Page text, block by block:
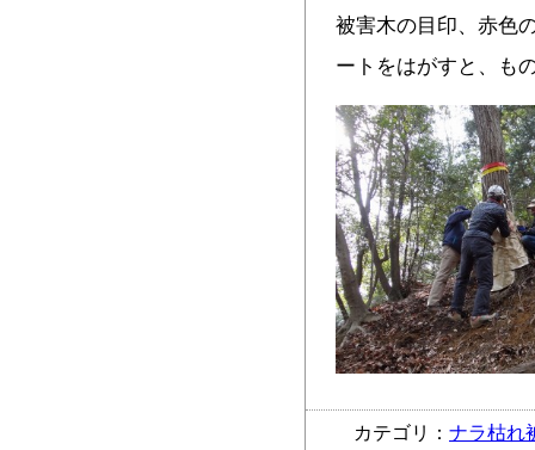
被害木の目印、赤色
ートをはがすと、も
カテゴリ： ナラ枯れ